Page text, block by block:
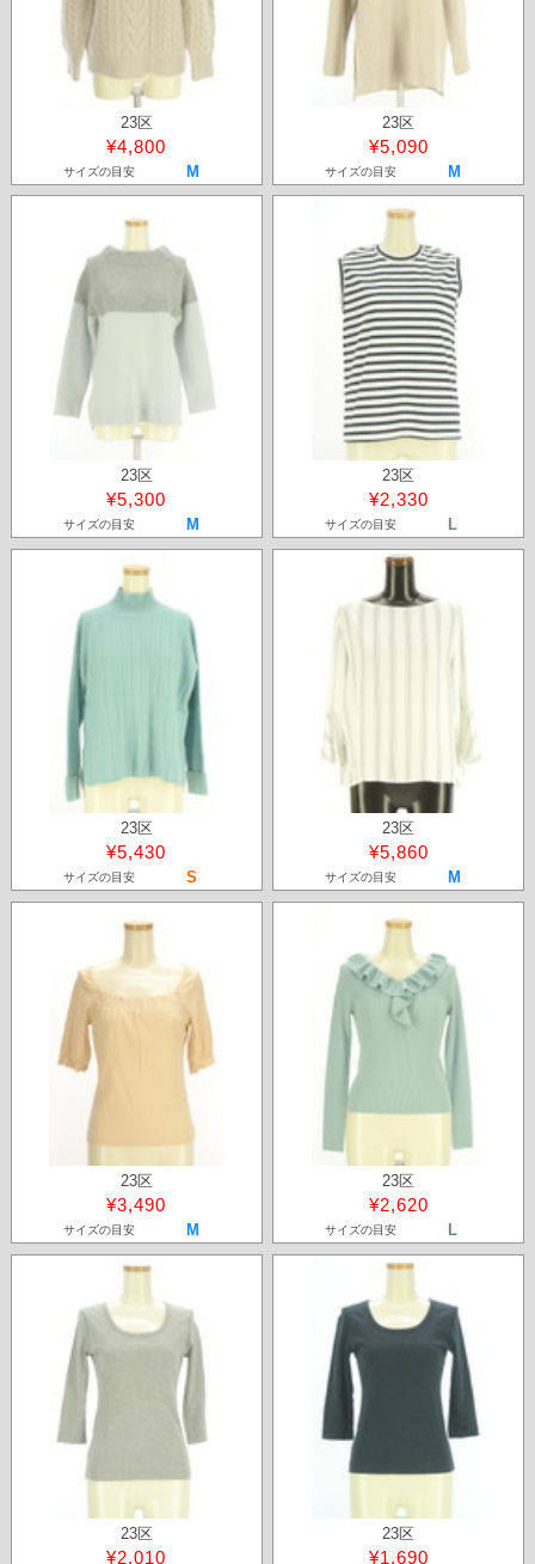
23区
¥4,800
サイズの目安 M
23区
¥5,090
サイズの目安 M
23区
¥5,300
サイズの目安 M
23区
¥2,330
サイズの目安 L
23区
¥5,430
サイズの目安 S
23区
¥5,860
サイズの目安 M
23区
¥3,490
サイズの目安 M
23区
¥2,620
サイズの目安 L
23区
¥2,010
23区
¥1,690